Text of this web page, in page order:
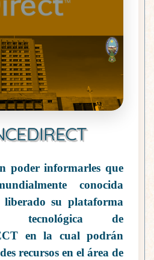
poder informarles que
conocida
liberado su plataforma
tecnológica de
en la cual podrán
recursos en el área de